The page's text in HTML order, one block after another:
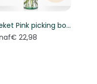
Boeket Pink picking bouquet - Florist's choice
€ 22,98